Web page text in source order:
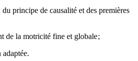
principe de causalité et des premières
de la motricité fine et globale ;